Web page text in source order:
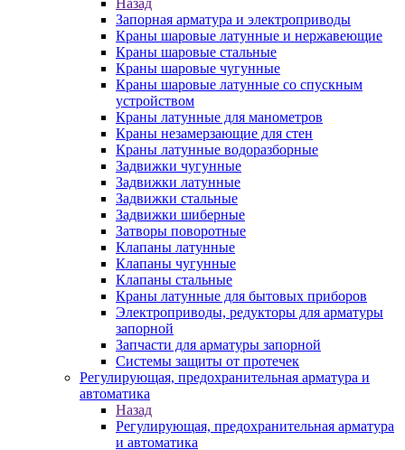
Назад
Запорная арматура и электроприводы
Краны шаровые латунные и нержавеющие
Краны шаровые стальные
Краны шаровые чугунные
Краны шаровые латунные со спускным
устройством
Краны латунные для манометров
Краны незамерзающие для стен
Краны латунные водоразборные
Задвижки чугунные
Задвижки латунные
Задвижки стальные
Задвижки шиберные
Затворы поворотные
Клапаны латунные
Клапаны чугунные
Клапаны стальные
Краны латунные для бытовых приборов
Электроприводы, редукторы для арматуры
запорной
Запчасти для арматуры запорной
Системы защиты от протечек
Регулирующая, предохранительная арматура и
автоматика
Назад
Регулирующая, предохранительная арматура
и автоматика